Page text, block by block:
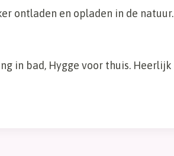
ontladen en opladen in de natuur.
in bad, Hygge voor thuis. Heerlijk